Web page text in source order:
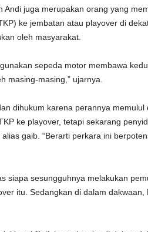
juga merupakan orang yang
ke jembatan atau playover di
oleh masyarakat.
sepeda motor membawa
masing-masing,” ujarnya.
dihukum karena perannya memulul
ke playover, tetapi sekarang
gaib. “Berarti perkara ini
siapa sesungguhnya melakukan
itu. Sedangkan di dalam dakwaan,